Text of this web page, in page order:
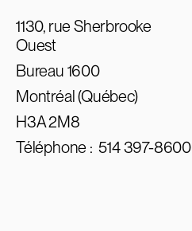
1130, rue Sherbrooke
Ouest
Bureau 1600
Montréal (Québec)
H3A 2M8
Téléphone :514 397-8600